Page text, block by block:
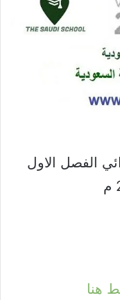
الفصل الاول
هنا